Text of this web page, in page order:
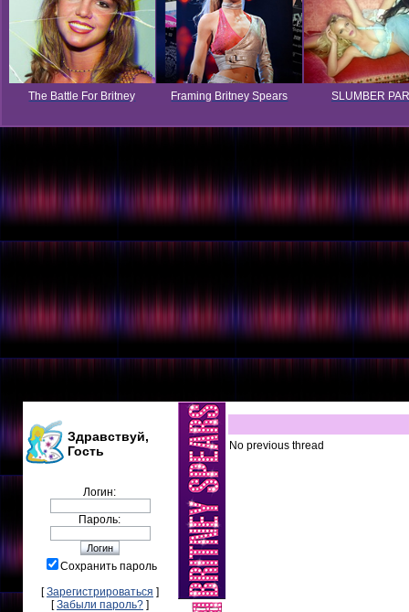
The Battle For Britney Framing Britney Spears SLUMBER
Здравствуй,
Гость
Логин:
Пароль:
Сохранить пароль
[Зарегистрироваться ]
[Забыли пароль? ]
No previous thread